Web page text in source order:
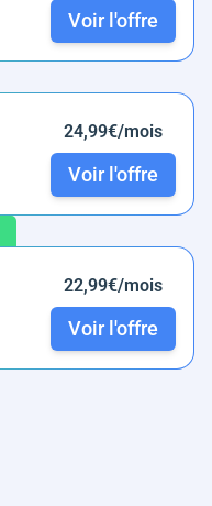
Voir l'offre
24,99€/mois
Voir l'offre
22,99€/mois
Voir l'offre